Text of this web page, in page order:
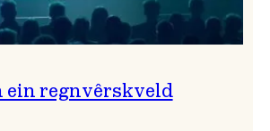
regnvêrskveld